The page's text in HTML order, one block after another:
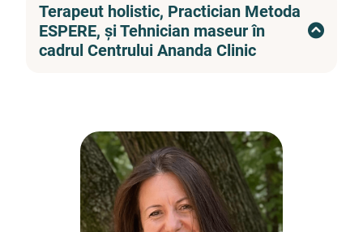
Terapeut holistic, Practician Metoda
ESPERE, și Tehnician maseur în
cadrul Centrului Ananda Clinic
tuturor structurilor ființei. Alături de întreaga
echipa creăm un cadru de siguranță și încredere
în care îi ghidăm pe cei care își doresc să aducă
o transformare armonioasă în viața lor, la orice